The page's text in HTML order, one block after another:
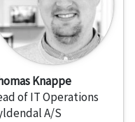
Knappe
of IT Operations
A/S